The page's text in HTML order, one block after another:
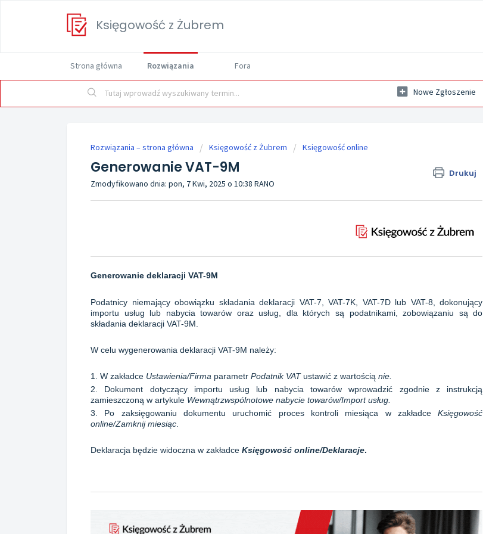
Księgowość z Żubrem
Strona główna Rozwiązania Fora
Nowe Zgłoszenie
Rozwiązania – strona główna Księgowość z Żubrem Księgowość online
Generowanie VAT-9M Drukuj
Zmodyfikowano dnia: pon, 7 Kwi, 2025 o 10:38 RANO
Generowanie deklaracji VAT-9M
Podatnicy niemający obowiązku składania deklaracji VAT-7, VAT-7K, VAT-7D lub VAT-8, dokonujący
importu usług lub nabycia towarów oraz usług, dla których są podatnikami, zobowiązaniu są do
składania deklaracji VAT-9M.
W celu wygenerowania deklaracji VAT-9M należy:
1. W zakładce Ustawienia/Firma parametr Podatnik VATustawić z wartością nie.
2. Dokument dotyczący importu usług lub nabycia towarów wprowadzić zgodnie z instrukcją
zamieszczoną w artykule Wewnątrzwspólnotowe nabycie towarów/Import usług
3. Po zaksięgowaniu dokumentu uruchomić proces kontroli miesiąca w zakładce
Księgowość
online/Zamknij miesiąc
Deklaracja będzie widoczna w zakładce Księgowość online/Deklaracje.